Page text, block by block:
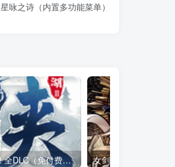
星咏之诗（内置多功能菜单）
下一站江湖2 全DLC（免付费解锁完整版）Steam移植